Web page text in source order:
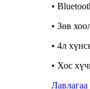
•
• Зөв
• 4л
• Хос
Лавлагаа